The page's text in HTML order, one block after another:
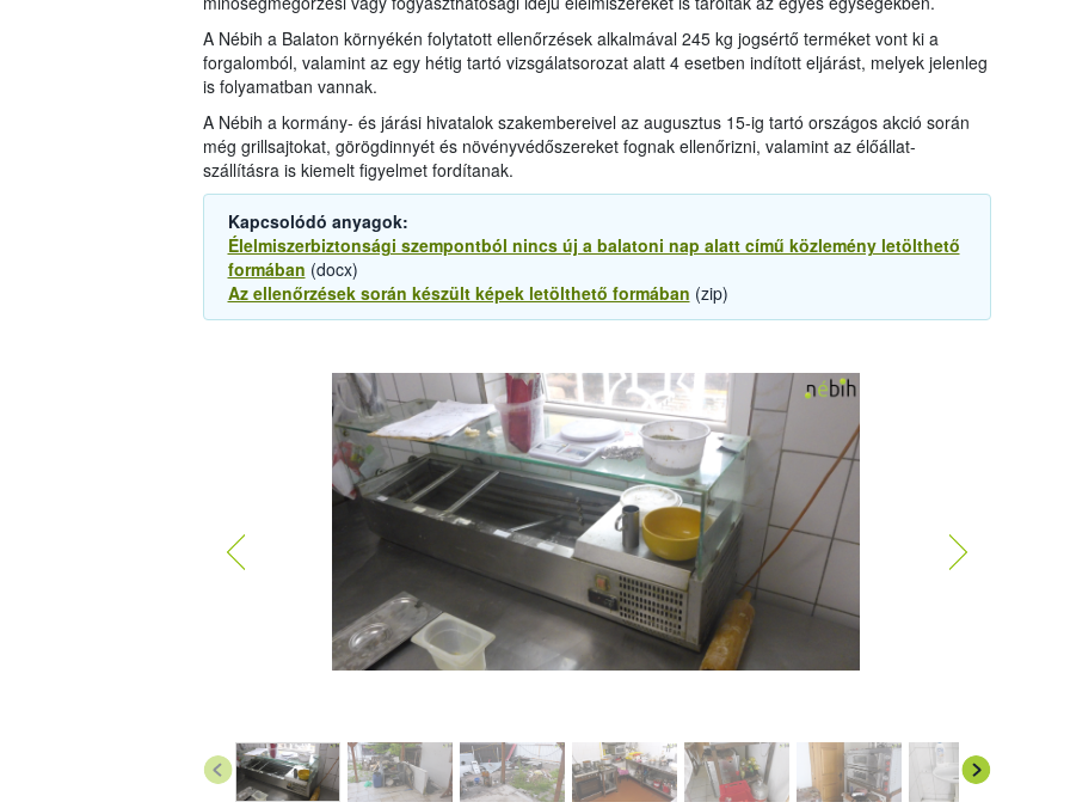
A Nébih a Balaton környékén folytatott ellenőrzések alkalmával 245 kg jogsértő terméket vont ki a
forgalomból, valamint az egy hétig tartó vizsgálatsorozat alatt 4 esetben indított eljárást, melyek jelenleg
is folyamatban vannak.
A Nébih a kormány- és járási hivatalok szakembereivel az augusztus 15-ig tartó országos akció során
még grillsajtokat, görögdinnyét és növényvédőszereket fognak ellenőrizni, valamint az élőállat-
szállításra is kiemelt figyelmet fordítanak.
Kapcsolódó anyagok:
Élelmiszerbiztonsági szempontból nincs új a balatoni nap alatt című közlemény letölthető
formában (docx)
Az ellenőrzések során készült képek letölthető formában (zip)